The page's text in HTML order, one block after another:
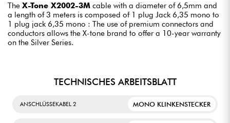
The X-Tone X2002-3M cable with a diameter of 6,5mm and
a length of 3 meters is composed of 1 plug Jack 6,35 mono to
1 plug jack 6,35 mono : The use of premium connectors and
conductors allows the X-tone brand to offer a 10-year warranty
on the Silver Series.
TECHNISCHES ARBEITSBLATT
ANSCHLÜSSEKABEL 2 MONO KLINKENSTECKER